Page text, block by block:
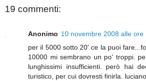
19 commenti:
Anonimo 10 novembre 2008 alle ore
per il 5000 sotto 20' ce la puoi
10000 mi sembrano un po' troppi.
lunghissimi insufficienti. però hai
turistico, per cui dovresti finirla.